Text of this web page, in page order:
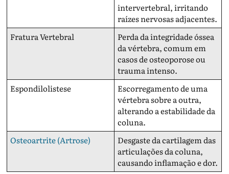
intervertebral, irritando
raízes nervosas adjacentes.
Fratura Vertebral
Perda da integridade óssea
da vértebra, comum em
casos de osteoporose ou
trauma intenso.
Espondilolistese
Escorregamento de uma
vértebra sobre a outra,
alterando a estabilidade da
coluna.
Osteoartrite (Artrose)
Desgaste da cartilagem das
articulações da coluna,
causando inflamação e dor.